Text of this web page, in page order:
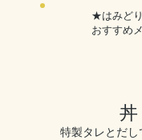
​★はみど
おすすめ
丼
特製タレとだし